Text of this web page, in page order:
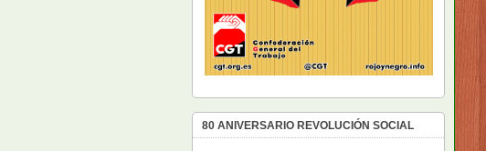
80 ANIVERSARIO REVOLUCIÓN SOCIAL